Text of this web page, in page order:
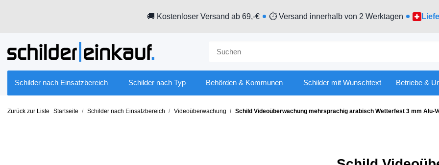
🚚 Kostenloser Versand ab 69,-€ ⏱ Versand innerhalb von 2 Werktagen
Schilder nach Einsatzbereich Schilder nach Typ Behörden & Kommunen Schilder mit Wunschtext Betriebe &
Zurück zur Liste Startseite Schilder nach Einsatzbereich Videoüberwachung Schild Videoüberwachung mehrsprachig arabisch Wetterfest 3 mm Alu-